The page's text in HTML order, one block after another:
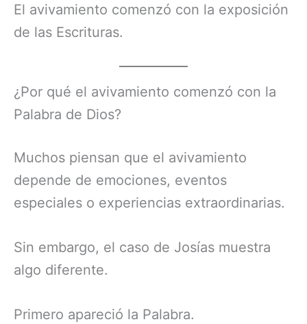
El avivamiento comenzó con la exposición
de las Escrituras.
¿Por qué el avivamiento comenzó con la
Palabra de Dios?
Muchos piensan que el avivamiento
depende de emociones, eventos
especiales o experiencias extraordinarias.
Sin embargo, el caso de Josías muestra
algo diferente.
Primero apareció la Palabra.